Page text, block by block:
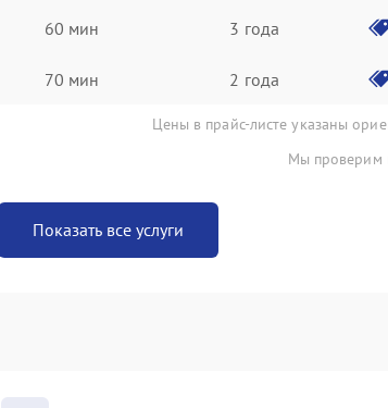
60 мин 3 года
70 мин 2 года
Цены в прайс-листе указаны
Мы проверим
Показать все услуги